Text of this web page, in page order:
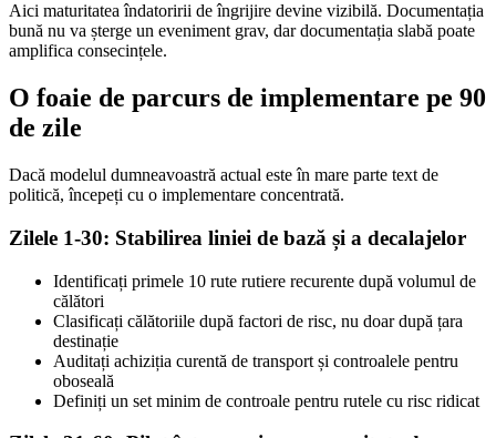
Aici maturitatea îndatoririi de îngrijire devine vizibilă. Documentația
bună nu va șterge un eveniment grav, dar documentația slabă poate
amplifica consecințele.
O foaie de parcurs de implementare pe 90
de zile
Dacă modelul dumneavoastră actual este în mare parte text de
politică, începeți cu o implementare concentrată.
Zilele 1-30: Stabilirea liniei de bază și a decalajelor
Identificați primele 10 rute rutiere recurente după volumul de
călători
Clasificați călătoriile după factori de risc, nu doar după țara
destinație
Auditați achiziția curentă de transport și controalele pentru
oboseală
Definiți un set minim de controale pentru rutele cu risc ridicat